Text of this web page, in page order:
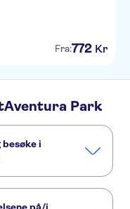
Fra:772 Kr
Park
i